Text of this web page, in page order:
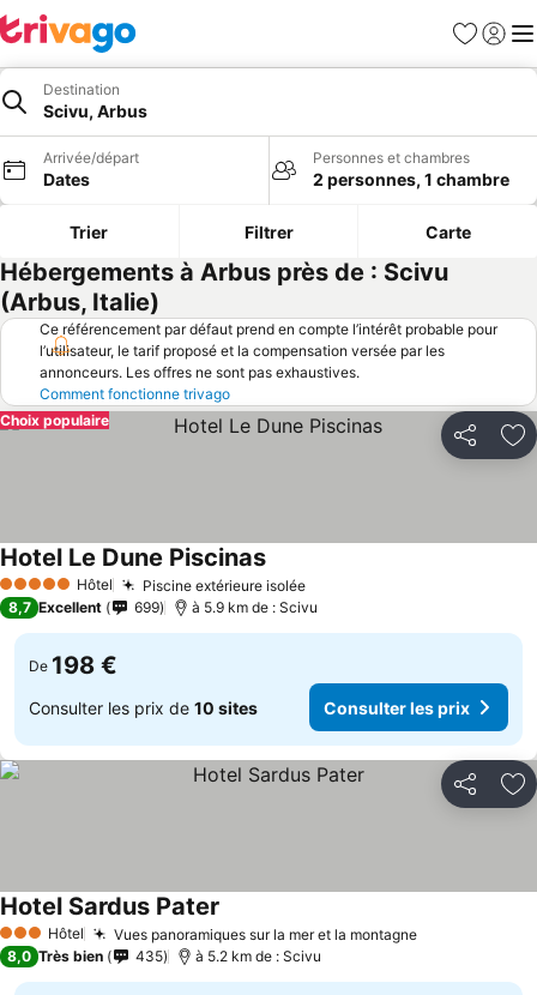
Favoris
Se
Destination
Scivu, Arbus
Arrivée/départ
Dates
Personnes et chambres
2 personnes, 1 chambre
Trier Filtrer Carte
Hébergements à Arbus près de : Scivu
(Arbus, Italie)
Ce référencement par défaut prend en compte l’intérêt probable pour
l’utilisateur, le tarif proposé et la compensation versée par les
annonceurs. Les offres ne sont pas exhaustives.
Comment fonctionne trivago
Partager
Choix populaire
5 Étoiles Hôtel Piscine extérieure isoléeConsulter les prix
Hotel Le Dune PiscinasConsulter les prix
8,7 Excellent 699 à 5.9 km de : Scivu
De 198 €
Consulter les prix de 10 sites Consulter les prix
Partager
3 ÉtoilesHôtel Vues panoramiques sur la mer et la montagneConsulter
Hotel Sardus Pater
8,0 Très bien 435 à 5.2 km de : Scivu